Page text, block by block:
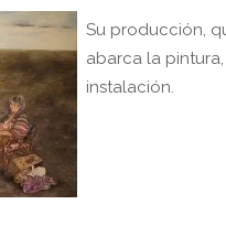
Su producción,
abarca la
instalación.